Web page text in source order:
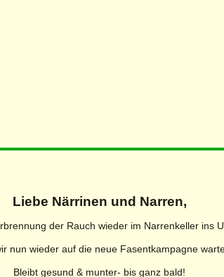
Liebe Närrinen und Narren,
der Rauch wieder im Narrenkeller ins
nun wieder auf die neue Fasentkampagne
Bleibt gesund & munter- bis ganz bald!